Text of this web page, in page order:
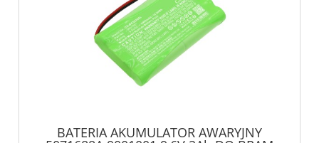
BATERIA AKUMULATOR AWARYJNY